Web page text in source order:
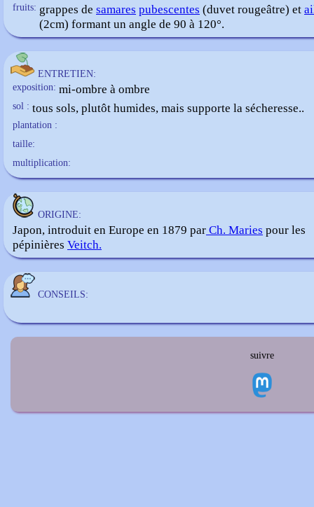
fruits: grappes de samares pubescentes (duvet rougeâtre) et
(2cm) formant un angle de 90 à 120°.
ENTRETIEN:
exposition: mi-ombre à ombre
sol : tous sols, plutôt humides, mais supporte la sécheresse..
plantation :
taille:
multiplication:
ORIGINE:
Japon, introduit en Europe en 1879 par Ch. Maries pour les
pépinières Veitch.
CONSEILS:
suivre